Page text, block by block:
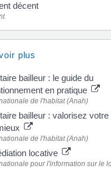
décent
plus
bailleur : le guide du
en pratique
de l'habitat (Anah)
bailleur : valorisez votre
de l'habitat (Anah)
locative
pour l'information sur le